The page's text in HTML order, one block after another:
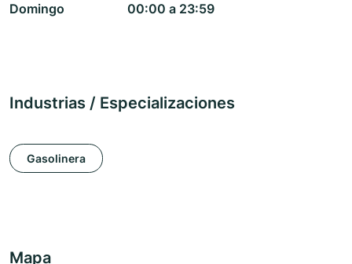
Domingo
00:00 a 23:59
Industrias / Especializaciones
Gasolinera
Mapa